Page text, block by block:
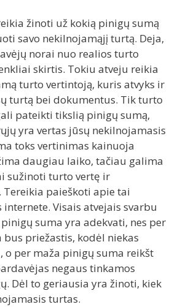
žinoti už kokią pinigų sumą
savo nekilnojamąjį turtą. Deja,
norai nuo realios turto
skirtis. Tokiu atveju reikia
turto vertintoją, kuris atvyks ir
turtą bei dokumentus. Tik turto
pateikti tikslią pinigų sumą,
yra vertas jūsų nekilnojamasis
toks vertinimas kainuoja
daugiau laiko, tačiau galima
sužinoti turto vertę ir
Tereikia paieškoti apie tai
Visais atvejais svarbu
suma yra adekvati, nes per
priežastis, kodėl niekas
o per maža pinigų suma reikšt
negaus tinkamos
Dėl to geriausia yra žinoti, kiek
turtas.